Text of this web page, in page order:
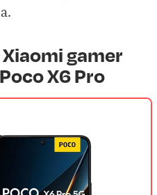
gamer
X6 Pro